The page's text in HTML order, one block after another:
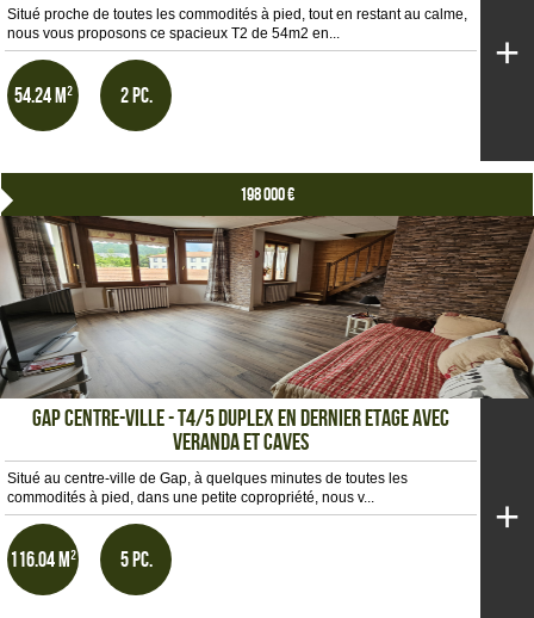
Situé proche de toutes les commodités à pied, tout en restant au calme,
nous vous proposons ce spacieux T2 de 54m2 en...
54.24 m² 2 pc.
+
198 000 €
GAP CENTRE-VILLE - T4/5 DUPLEX EN DERNIER ETAGE AVEC
VERANDA ET CAVES
Situé au centre-ville de Gap, à quelques minutes de toutes les
commodités à pied, dans une petite copropriété, nous v...
116.04 m² 5 pc.
+